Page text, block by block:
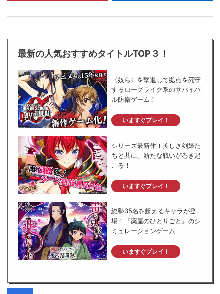
最新の人気おすすめタイトルTOP３！
〈奴ら〉を撃退して拠点を死守
するローグライク系のサバイバ
ル防衛ゲーム！
いますぐプレイ！
シリーズ最新作！美しき剣姫た
ちと共に、新たな戦いが巻き起
こる！
いますぐプレイ！
総勢35名を超えるキャラが登
場！『薬屋のひとりごと』のシ
ミュレーションゲーム
いますぐプレイ！